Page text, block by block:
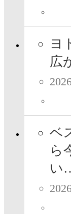
ヨ
広
ベ
ら
い